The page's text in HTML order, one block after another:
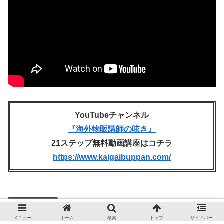
YouTubeチャンネル
『海外物販講師の呟き』
21ステップ無料動画講座はコチラ
https://www.kaigaibuppan.com/
アマゾン物販
メニュー ホーム 検索 トップ サイドバー